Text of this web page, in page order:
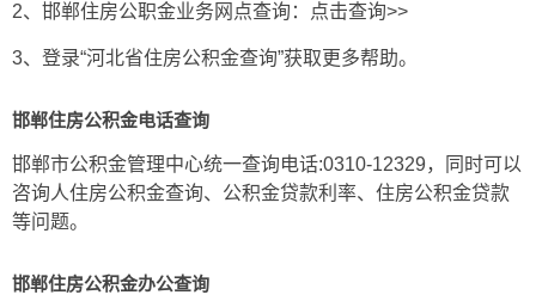
2、邯郸住房公职金业务网点查询： 点击查询>>
3、登录“河北省住房公积金查询”获取更多帮助。
邯郸住房公积金电话查询
邯郸市公积金管理中心统一查询电话:0310-12329，同时可以
咨询人住房公积金查询、公积金贷款利率、住房公积金贷款
等问题。
邯郸住房公积金办公查询